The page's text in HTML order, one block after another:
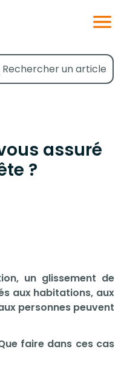
assuré
?
un glissement de
aux habitations, aux
personnes peuvent
faire dans ces cas